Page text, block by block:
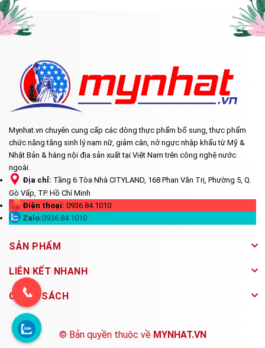
Mynhat.vn chuyên cung cấp các dòng thực phẩm bổ sung, thực phẩm
chức năng tăng sinh lý nam nữ, giảm cân, nở ngực nhập khẩu từ Mỹ &
Nhật Bản & hàng nội địa sản xuất tại Việt Nam trên công nghệ nước
ngoài.
Địa chỉ: Tầng 6 Tòa Nhà CITYLAND, 168 Phan Văn Trị, Phường 5, Q.
Gò Vấp, TP. Hồ Chí Minh
Điện thoại: 0936.84.1010
Zalo:0936.84.1010
SẢN PHẨM
LIÊN KẾT NHANH
CHÍNH SÁCH
© Bản quyền thuộc về MYNHAT.VN
📞